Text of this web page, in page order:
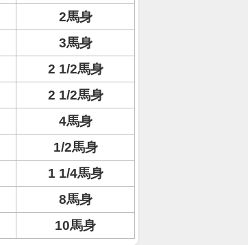
2馬身
3馬身
2 1/2馬身
2 1/2馬身
4馬身
1/2馬身
1 1/4馬身
8馬身
10馬身